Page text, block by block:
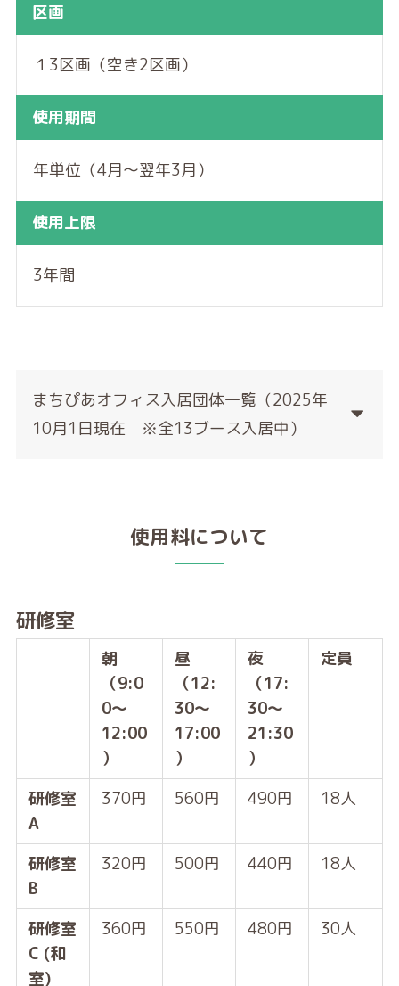
区画
１3区画（空き2区画）
使用期間
年単位（4月～翌年3月）
使用上限
3年間
まちぴあオフィス入居団体一覧（2025年
10月1日現在 ※全13ブース入居中）
使用料について
研修室
朝
（9:0
0～
12:00
）
昼
（12:
30～
17:00
）
夜
（17:
30～
21:30
）
定員
研修室
A
370円 560円 490円 18人
研修室
B
320円 500円 440円 18人
研修室
C (和
室)
360円 550円 480円 30人